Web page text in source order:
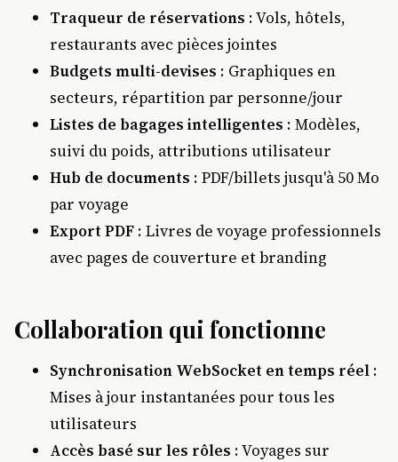
Traqueur de réservations : Vols, hôtels,
restaurants avec pièces jointes
Budgets multi-devises : Graphiques en
secteurs, répartition par personne/jour
Listes de bagages intelligentes : Modèles,
suivi du poids, attributions utilisateur
Hub de documents : PDF/billets jusqu'à 50 Mo
par voyage
Export PDF : Livres de voyage professionnels
avec pages de couverture et branding
Collaboration qui fonctionne
Synchronisation WebSocket en temps réel :
Mises à jour instantanées pour tous les
utilisateurs
Accès basé sur les rôles : Voyages sur